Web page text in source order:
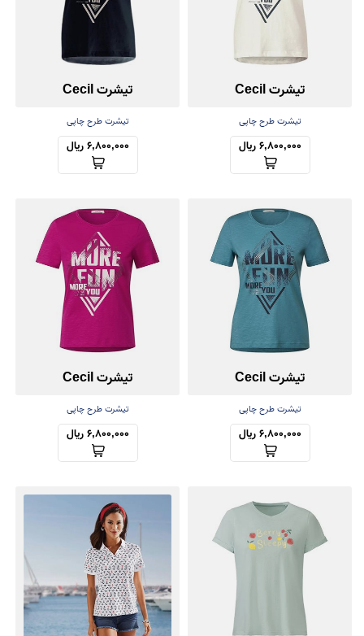
تیشرت Cecil
تیشرت طرح چاپی
6,800,000 ریال
تیشرت Cecil
تیشرت طرح چاپی
6,800,000 ریال
تیشرت Cecil
تیشرت طرح چاپی
6,800,000 ریال
تیشرت Cecil
تیشرت طرح چاپی
6,800,000 ریال